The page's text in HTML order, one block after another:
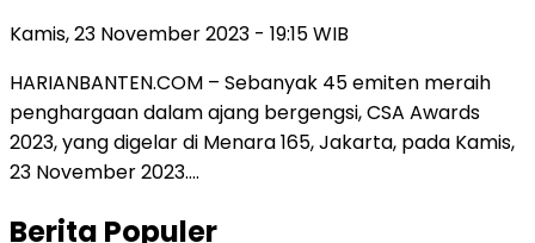
Kamis, 23 November 2023 - 19:15 WIB
HARIANBANTEN.COM – Sebanyak 45 emiten meraih
penghargaan dalam ajang bergengsi, CSA Awards
2023, yang digelar di Menara 165, Jakarta, pada Kamis,
23 November 2023….
Berita Populer